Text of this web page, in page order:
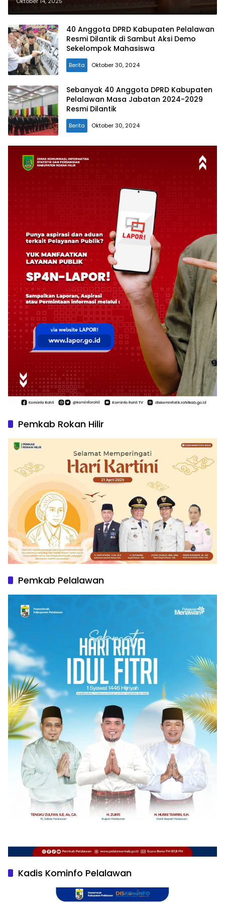
Perubahan APBD Tahun 2025
40 Anggota DPRD Kabupaten Pelalawan
Resmi Dilantik di Sambut Aksi Demo
Sekelompok Mahasiswa
Berita Oktober 30, 2024
Sebanyak 40 Anggota DPRD Kabupaten
Pelalawan Masa Jabatan 2024-2029
Resmi Dilantik
Berita Oktober 30, 2024
Pemkab Rokan Hilir
Pemkab Pelalawan
Kadis Kominfo Pelalawan